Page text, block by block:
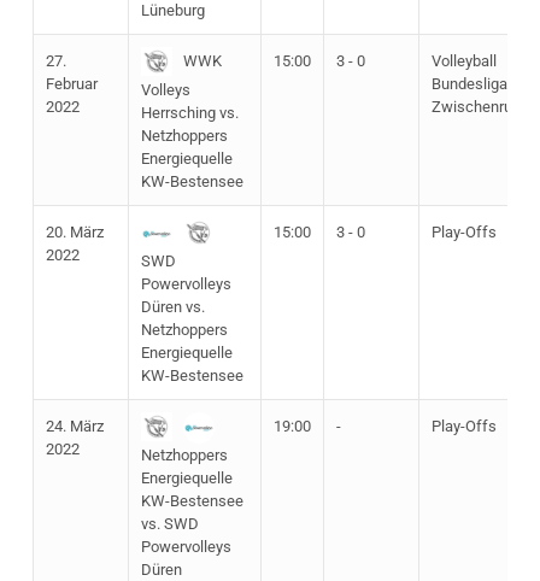
Lüneburg
27.
Februar
2022
WWK
Volleys
Herrsching vs.
Netzhoppers
Energiequelle
KW-Bestensee
15:00 3 - 0
Volleyball
Bundesliga
Zwischenrunde
20. März
2022
SWD
Powervolleys
Düren vs.
Netzhoppers
Energiequelle
KW-Bestensee
15:00 3 - 0 Play-Offs
24. März
2022
Netzhoppers
Energiequelle
KW-Bestensee
vs. SWD
Powervolleys
Düren
19:00 - Play-Offs